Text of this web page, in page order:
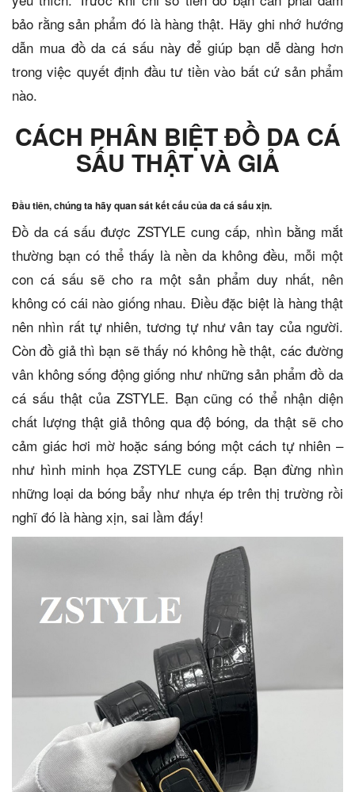
bảo rằng sản phẩm đó là hàng thật. Hãy ghi nhớ hướng
dẫn mua đồ da cá sấu này để giúp bạn dễ dàng hơn
trong việc quyết định đầu tư tiền vào bất cứ sản phẩm
nào.
CÁCH PHÂN BIỆT ĐỒ DA CÁ
SẤU THẬT VÀ GIẢ
Đầu tiên, chúng ta hãy quan sát kết cấu của da cá sấu xịn.
Đồ da cá sấu được ZSTYLE cung cấp, nhìn bằng mắt
thường bạn có thể thấy là nền da không đều, mỗi một
con cá sấu sẽ cho ra một sản phẩm duy nhất, nên
không có cái nào giống nhau. Điều đặc biệt là hàng thật
nên nhìn rất tự nhiên, tương tự như vân tay của người.
Còn đồ giả thì bạn sẽ thấy nó không hề thật, các đường
vân không sống động giống như những sản phẩm đồ da
cá sấu thật của ZSTYLE. Bạn cũng có thể nhận diện
chất lượng thật giả thông qua độ bóng, da thật sẽ cho
cảm giác hơi mờ hoặc sáng bóng một cách tự nhiên –
như hình minh họa ZSTYLE cung cấp. Bạn đừng nhìn
những loại da bóng bẩy như nhựa ép trên thị trường rồi
nghĩ đó là hàng xịn, sai lầm đấy!